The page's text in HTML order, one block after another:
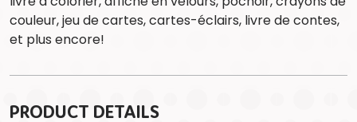
couleur, jeu de cartes, cartes-éclairs, livre de contes,
et plus encore!
PRODUCT DETAILS